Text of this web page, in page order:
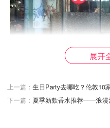
展开
上一篇： 生日Party去哪吃？伦敦10
下一篇：